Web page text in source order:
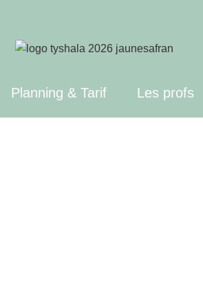
Planning & Tarif Les profs